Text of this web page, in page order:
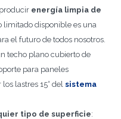
energía limpia de
limitado disponible es una
el futuro de todos nosotros.
techo plano cubierto de
para paneles
lastres 15° del sistema
tipo de superficie: